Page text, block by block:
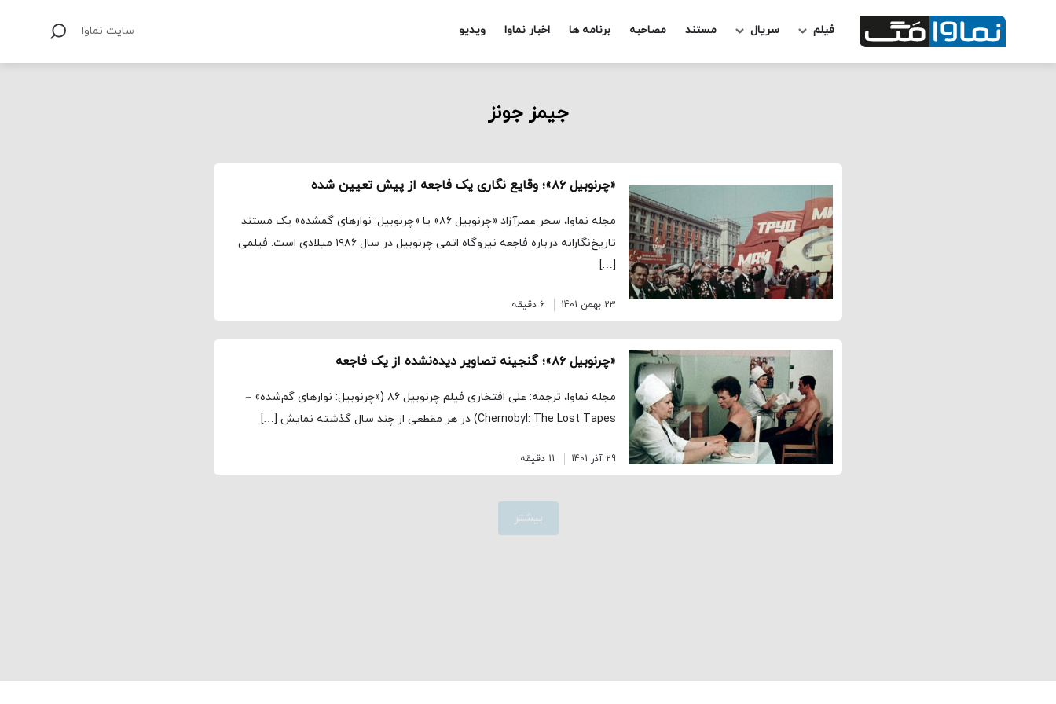
فیلم سریال مستند مصاحبه برنامه ها اخبار نماوا ویدیو سایت نماوا
جیمز جونز
«چرنوبیل ۸۶»؛ وقایع نگاری یک فاجعه از پیش تعیین شده
مجله نماوا، سحر عصرآزاد «چرنوبیل ۸۶» یا «چرنوبیل: نوارهای گمشده» یک مستند
تاریخ‌نگارانه درباره فاجعه نیروگاه اتمی چرنوبیل در سال ۱۹۸۶ میلادی است. فیلمی
[…]
23 بهمن 1401 6 دقیقه
«چرنوبیل ۸۶»؛ گنجینه‌ تصاویر دیده‌نشده از یک فاجعه
مجله نماوا، ترجمه: علی افتخاری فیلم چرنوبیل ۸۶ («چرنوبیل: نوارهای گم‌شده» –
Chernobyl: The Lost Tapes) در هر مقطعی از چند سال گذشته نمایش […]
29 آذر 1401 11 دقیقه
بیشتر